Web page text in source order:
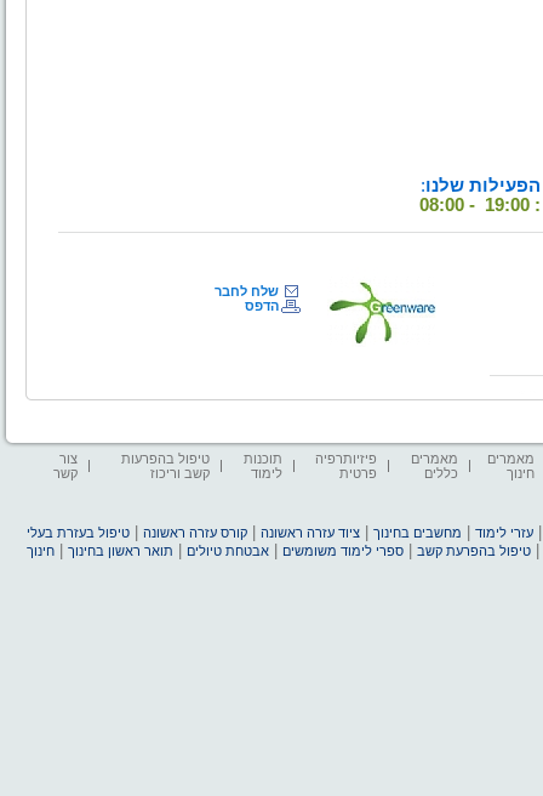
שלנו:
-
08:00
שלח לחבר
הדפס
מאמרים
חינוך
מאמרים
כללים
פיזיותרפיה
פרטית
תוכנות
לימוד
טיפול בהפרעות
קשב וריכוז
צור
קשר
עזרי לימוד מחשבים בחינוך |ציוד עזרה ראשונה |קורס עזרה ראשונה |טיפול בעזרת בעלי
|טיפול בהפרעת קשב |ספרי לימוד משומשים |אבטחת טיולים תואר ראשון בחינוך |חינוך